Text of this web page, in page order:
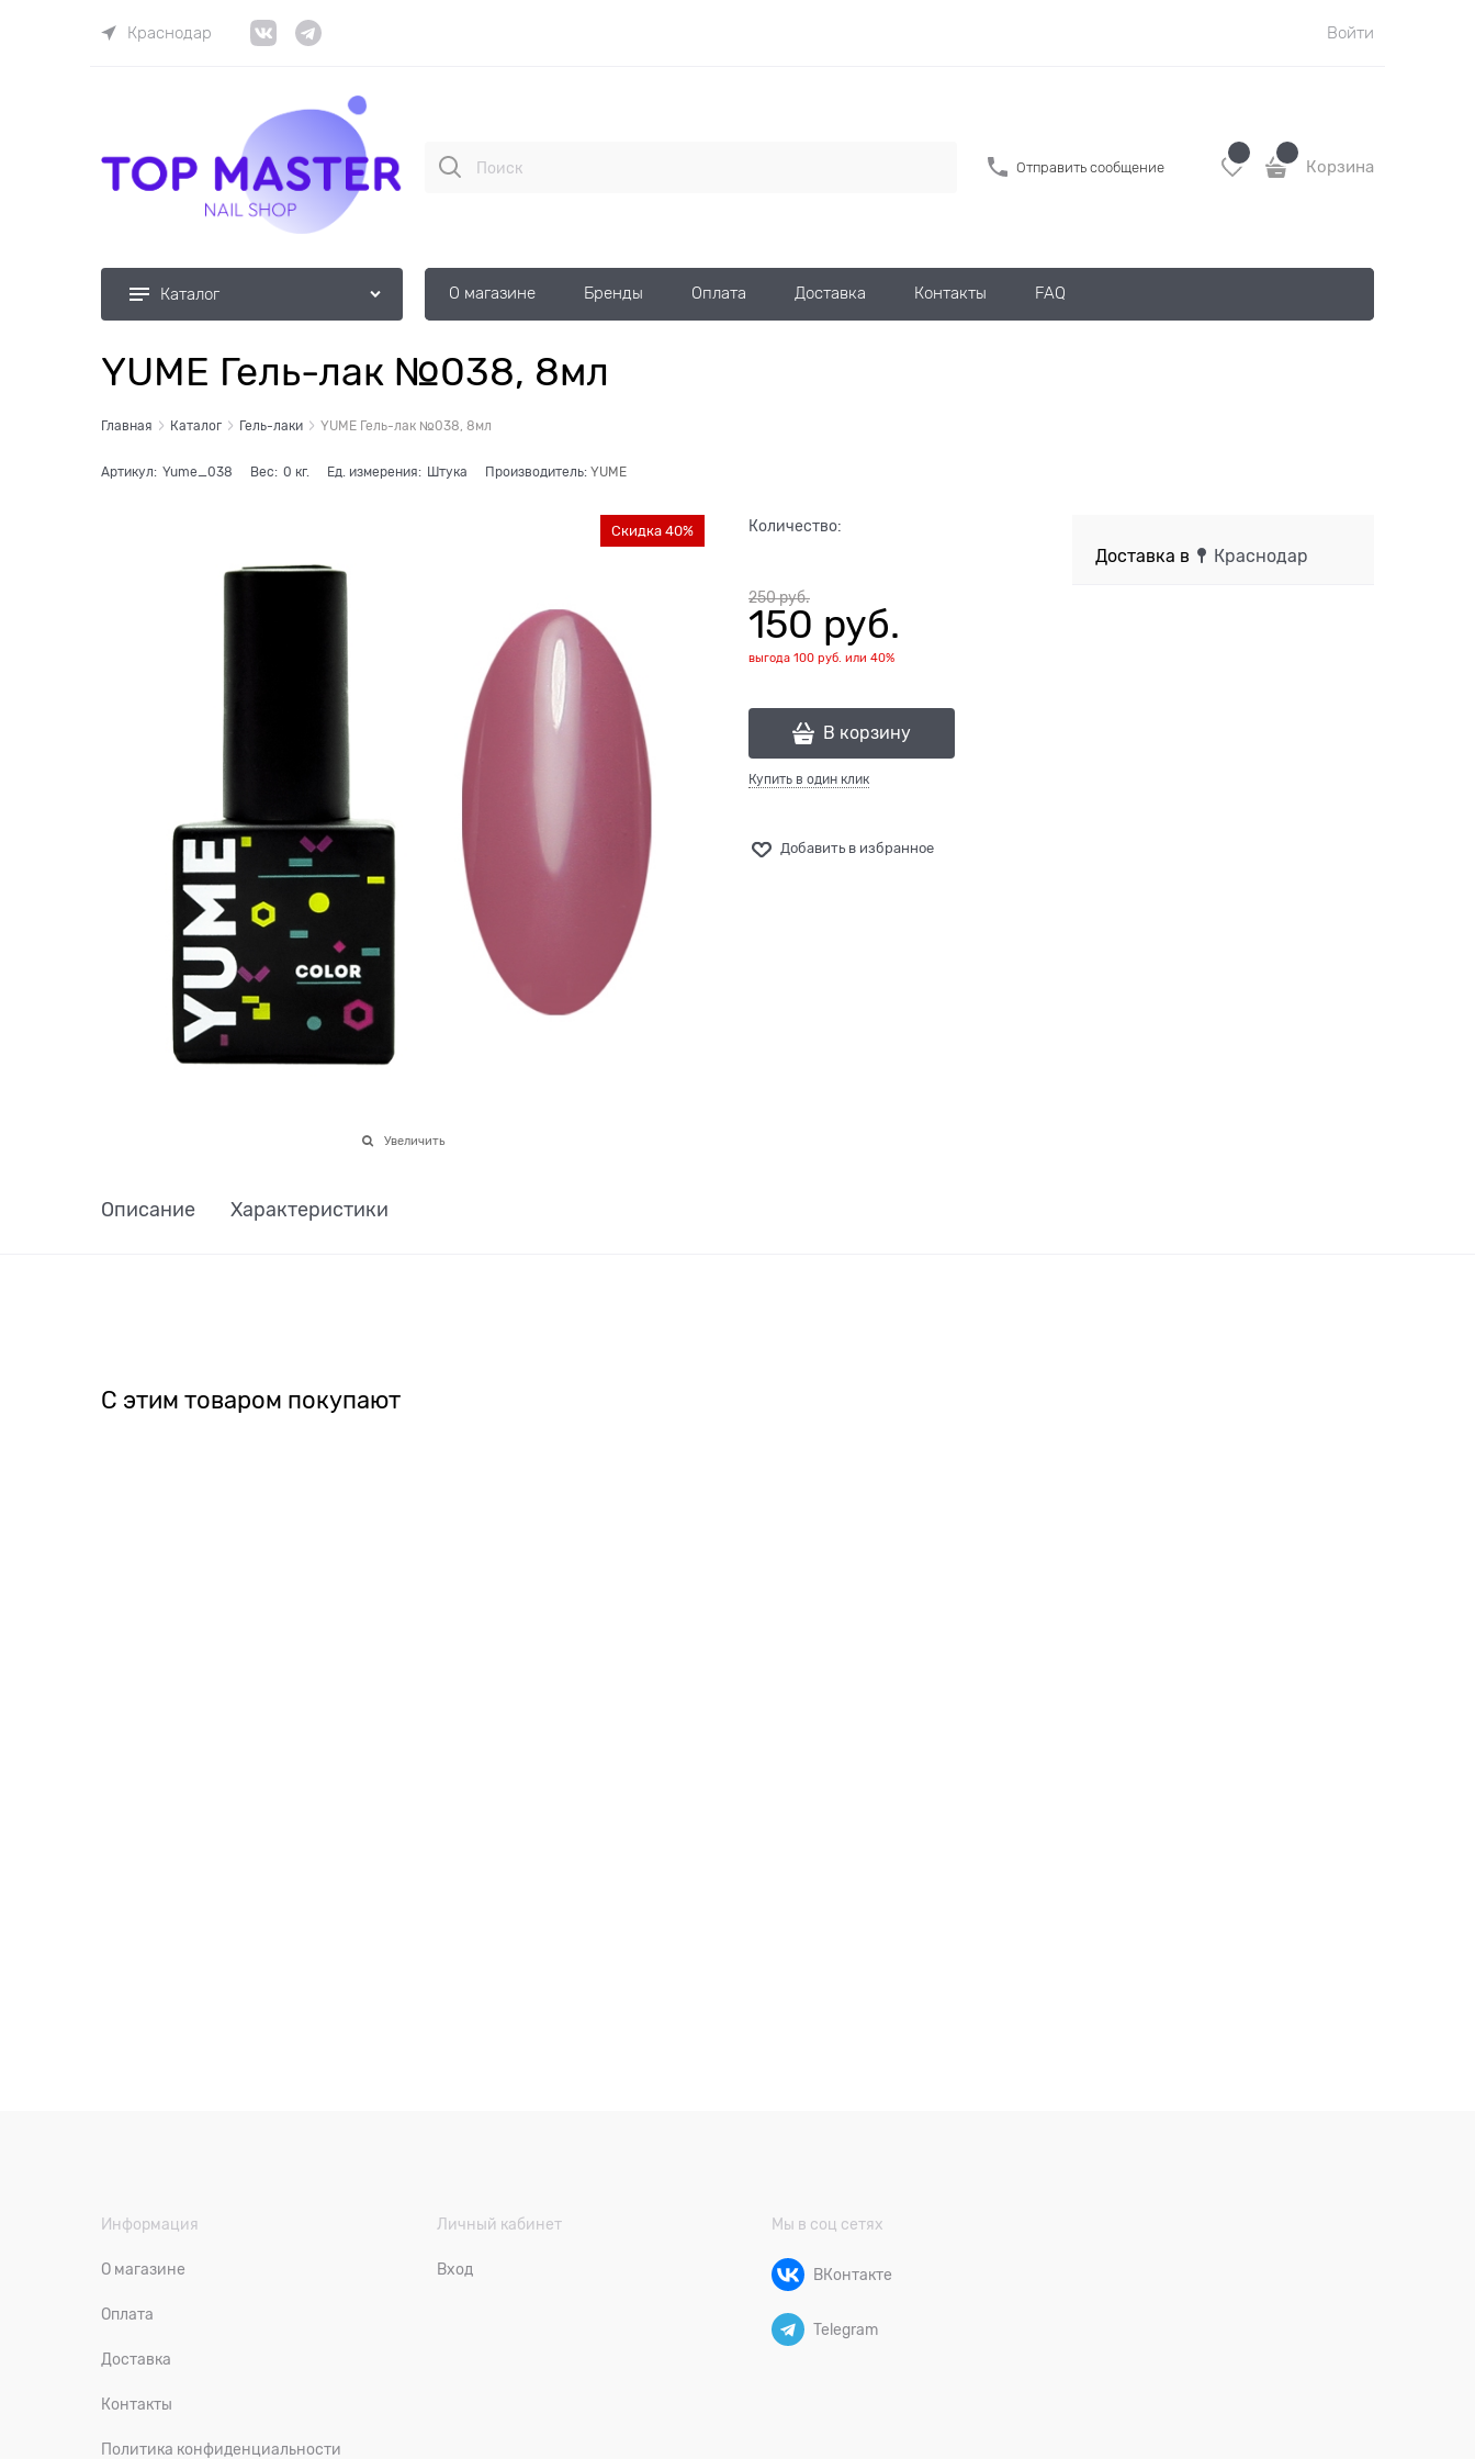
Краснодар Войти
Отправить сообщение Корзина
Каталог О магазине Бренды Оплата Доставка Контакты FAQ
YUME Гель-лак №038, 8мл
Главная Каталог Гель-лаки YUME Гель-лак №038, 8мл
Артикул: Yume_038 Вес: 0 кг. Ед. измерения: Штука Производитель: YUME
Скидка 40%
Увеличить
Количество:
250 руб.
150 руб.
выгода 100 руб. или 40%
В корзину
Купить в один клик
Добавить в избранное
Доставка в Краснодар
Описание Характеристики
С этим товаром покупают
Информация
О магазине
Оплата
Доставка
Контакты
Политика конфиденциальности
Личный кабинет
Вход
Мы в соц сетях
ВКонтакте
Telegram